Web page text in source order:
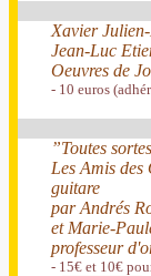
Xavier
Jean-Luc
Oeuvres de
- 10 euros
”Toutes
Les Amis des
guitare
par Andrés
et Marie-
professeur
- 15€ et 10€